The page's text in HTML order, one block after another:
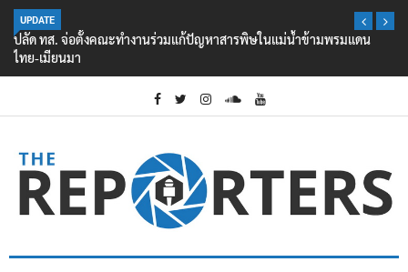
UPDATE
ปลัด ทส. จ่อตั้งคณะทำงานร่วมแก้ปัญหาสารพิษในแม่น้ำข้ามพรมแดน
ไทย-เมียนมา